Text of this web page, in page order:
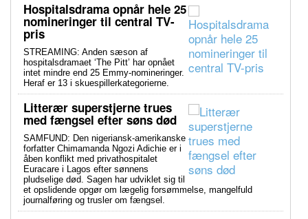
Hospitalsdrama opnår hele 25
nomineringer til central TV-
pris
STREAMING: Anden sæson af
hospitalsdramaet ‘The Pitt’ har opnået
intet mindre end 25 Emmy-nomineringer.
Heraf er 13 i skuespillerkategorierne.
Litterær superstjerne trues
med fængsel efter søns død
SAMFUND: Den nigeriansk-amerikanske
forfatter Chimamanda Ngozi Adichie er i
åben konflikt med privathospitalet
Euracare i Lagos efter sønnens
pludselige død. Sagen har udviklet sig til
et opslidende opgør om lægelig forsømmelse, mangelfuld
journalføring og trusler om fængsel.